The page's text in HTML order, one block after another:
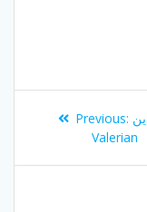
PostPrevious:
Valerian